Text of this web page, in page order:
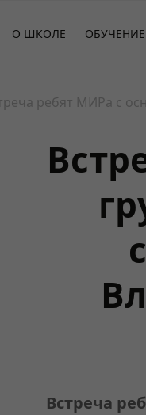
О ШКОЛЕ ОБУЧЕНИЕ
ребят МИРа с
Встреча